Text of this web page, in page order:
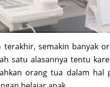
terakhir, semakin banyak
satu alasannya tentu
orang tua dalam hal